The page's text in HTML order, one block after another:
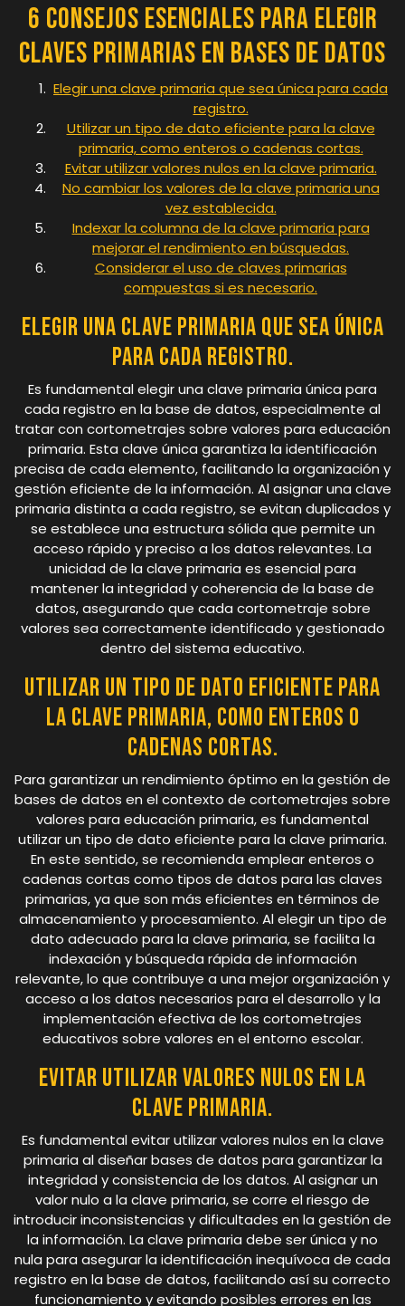
6 Consejos Esenciales para Elegir
Claves Primarias en Bases de Datos
Elegir una clave primaria que sea única para cada
registro.
Utilizar un tipo de dato eficiente para la clave
primaria, como enteros o cadenas cortas.
Evitar utilizar valores nulos en la clave primaria.
No cambiar los valores de la clave primaria una
vez establecida.
Indexar la columna de la clave primaria para
mejorar el rendimiento en búsquedas.
Considerar el uso de claves primarias
compuestas si es necesario.
Elegir una clave primaria que sea única
para cada registro.
Es fundamental elegir una clave primaria única para
cada registro en la base de datos, especialmente al
tratar con cortometrajes sobre valores para educación
primaria. Esta clave única garantiza la identificación
precisa de cada elemento, facilitando la organización y
gestión eficiente de la información. Al asignar una clave
primaria distinta a cada registro, se evitan duplicados y
se establece una estructura sólida que permite un
acceso rápido y preciso a los datos relevantes. La
unicidad de la clave primaria es esencial para
mantener la integridad y coherencia de la base de
datos, asegurando que cada cortometraje sobre
valores sea correctamente identificado y gestionado
dentro del sistema educativo.
Utilizar un tipo de dato eficiente para
la clave primaria, como enteros o
cadenas cortas.
Para garantizar un rendimiento óptimo en la gestión de
bases de datos en el contexto de cortometrajes sobre
valores para educación primaria, es fundamental
utilizar un tipo de dato eficiente para la clave primaria.
En este sentido, se recomienda emplear enteros o
cadenas cortas como tipos de datos para las claves
primarias, ya que son más eficientes en términos de
almacenamiento y procesamiento. Al elegir un tipo de
dato adecuado para la clave primaria, se facilita la
indexación y búsqueda rápida de información
relevante, lo que contribuye a una mejor organización y
acceso a los datos necesarios para el desarrollo y la
implementación efectiva de los cortometrajes
educativos sobre valores en el entorno escolar.
Evitar utilizar valores nulos en la
clave primaria.
Es fundamental evitar utilizar valores nulos en la clave
primaria al diseñar bases de datos para garantizar la
integridad y consistencia de los datos. Al asignar un
valor nulo a la clave primaria, se corre el riesgo de
introducir inconsistencias y dificultades en la gestión de
la información. La clave primaria debe ser única y no
nula para asegurar la identificación inequívoca de cada
registro en la base de datos, facilitando así su correcto
funcionamiento y evitando posibles errores en las